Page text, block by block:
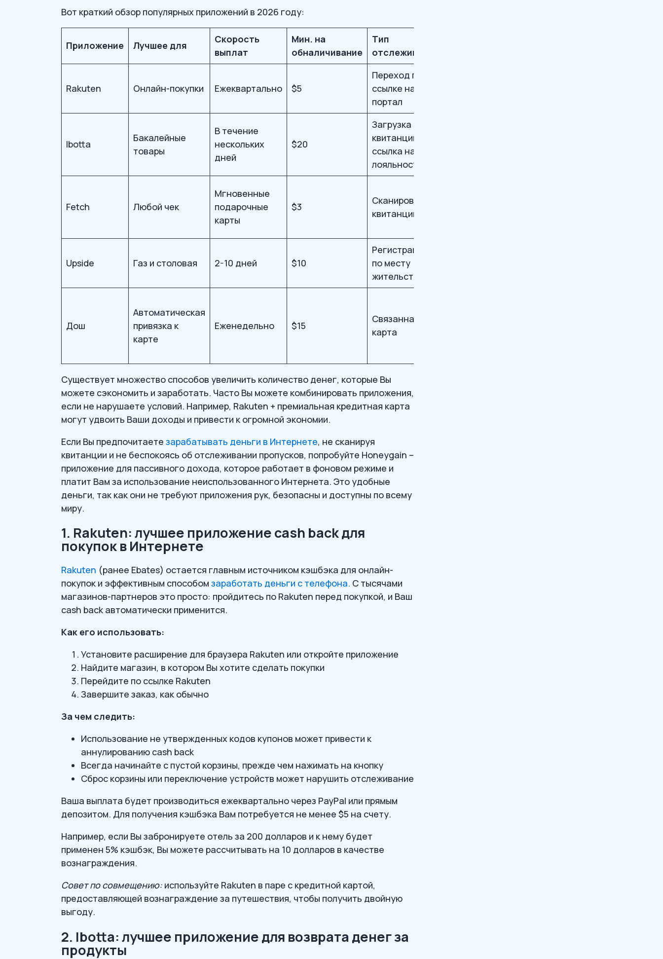
Вот краткий обзор популярных приложений в 2026 году:
Приложение Лучшее для
Скорость
выплат
Мин. на
обналичивание
Тип
отслеживания
Rakuten Онлайн-покупки Ежеквартально $5
Переход по
ссылке на
портал
Ibotta
Бакалейные
товары
В течение
нескольких
дней
$20
Загрузка
квитанции/
ссылка на
лояльность
Fetch Любой чек
Мгновенные
подарочные
карты
$3
Сканирование
квитанции
Upside Газ и столовая 2-10 дней $10
Регистрация
по месту
жительства
Дош
Автоматическая
привязка к
карте
Еженедельно $15
Связанная
карта
Существует множество способов увеличить количество денег, которые Вы
можете сэкономить и заработать. Часто Вы можете комбинировать приложения,
если не нарушаете условий. Например, Rakuten + премиальная кредитная карта
могут удвоить Ваши доходы и привести к огромной экономии.
Если Вы предпочитаете зарабатывать деньги в Интернете, не сканируя
квитанции и не беспокоясь об отслеживании пропусков, попробуйте Honeygain –
приложение для пассивного дохода, которое работает в фоновом режиме и
платит Вам за использование неиспользованного Интернета. Это удобные
деньги, так как они не требуют приложения рук, безопасны и доступны по всему
миру.
1. Rakuten: лучшее приложение cash back для
покупок в Интернете
Rakuten (ранее Ebates) остается главным источником кэшбэка для онлайн-
покупок и эффективным способом заработать деньги с телефона. С тысячами
магазинов-партнеров это просто: пройдитесь по Rakuten перед покупкой, и Ваш
cash back автоматически применится.
Как его использовать:
Установите расширение для браузера Rakuten или откройте приложение
Найдите магазин, в котором Вы хотите сделать покупки
Перейдите по ссылке Rakuten
Завершите заказ, как обычно
За чем следить:
Использование не утвержденных кодов купонов может привести к
аннулированию cash back
Всегда начинайте с пустой корзины, прежде чем нажимать на кнопку
Сброс корзины или переключение устройств может нарушить отслеживание
Ваша выплата будет производиться ежеквартально через PayPal или прямым
депозитом. Для получения кэшбэка Вам потребуется не менее $5 на счету.
Например, если Вы забронируете отель за 200 долларов и к нему будет
применен 5% кэшбэк, Вы можете рассчитывать на 10 долларов в качестве
вознаграждения.
Совет по совмещению: используйте Rakuten в паре с кредитной картой,
предоставляющей вознаграждение за путешествия, чтобы получить двойную
выгоду.
2. Ibotta: лучшее приложение для возврата денег за
продукты